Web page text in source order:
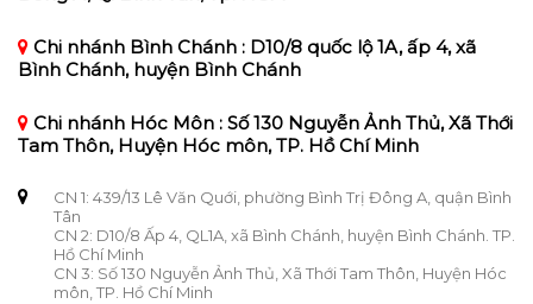
Chi nhánh Bình Chánh : D10/8 quốc lộ 1A, ấp 4, xã
Bình Chánh, huyện Bình Chánh
Chi nhánh Hóc Môn : Số 130 Nguyễn Ảnh Thủ, Xã Thới
Tam Thôn, Huyện Hóc môn, TP. Hồ Chí Minh
CN 1: 439/13 Lê Văn Quới, phường Bình Trị Đông A, quận Bình
Tân
CN 2: D10/8 Ấp 4, QL1A, xã Bình Chánh, huyện Bình Chánh. TP.
Hồ Chí Minh
CN 3: Số 130 Nguyễn Ảnh Thủ, Xã Thới Tam Thôn, Huyện Hóc
môn, TP. Hồ Chí Minh